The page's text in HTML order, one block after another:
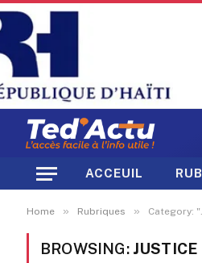
ACCEUIL
Home » Rubriques » Category:
BROWSING: JUSTICE